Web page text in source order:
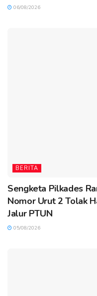
06/08/2026
BERITA
Sengketa Pilkades
Nomor Urut 2 Tolak
Jalur PTUN
05/08/2026